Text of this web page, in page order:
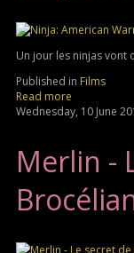
Un jour les ninjas vont
Published in Films
Read more
Wednesday, 10 June
Merlin -